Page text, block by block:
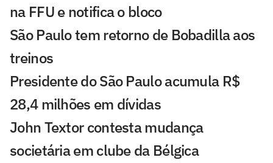
na FFU e notifica o bloco
São Paulo tem retorno de Bobadilla aos
treinos
Presidente do São Paulo acumula R$
28,4 milhões em dívidas
John Textor contesta mudança
societária em clube da Bélgica